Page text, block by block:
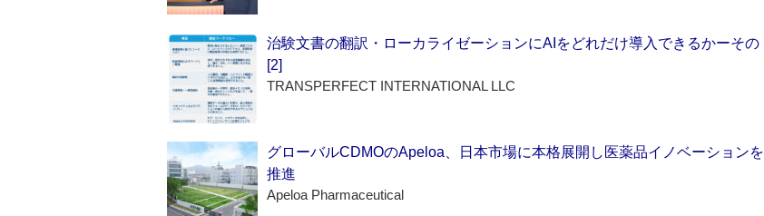
治験文書の翻訳・ローカライゼーションにAIをどれだけ導入できるかーその
[2]
TRANSPERFECT INTERNATIONAL LLC
グローバルCDMOのApeloa、日本市場に本格展開し医薬品イノベーションを
推進
Apeloa Pharmaceutical